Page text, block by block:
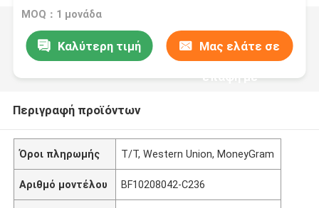
rackmount 8 LAN 4 θύρες 10G SFP οπτικές ίνες
MOQ：1 μονάδα
Καλύτερη τιμή Μας ελάτε σε
επαφή με
Περιγραφή προϊόντων
Όροι πληρωμής T/T, Western Union, MoneyGram
Αριθμό μοντέλου BF10208042-C236